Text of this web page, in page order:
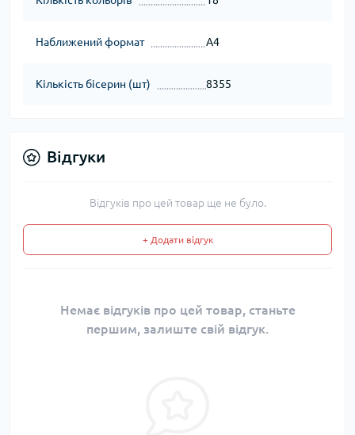
Наближений формат А4
Кількість бісерин (шт) 8355
Відгуки
Відгуків про цей товар ще не було.
+ Додати відгук
Немає відгуків про цей товар, станьте
першим, залиште свій відгук.